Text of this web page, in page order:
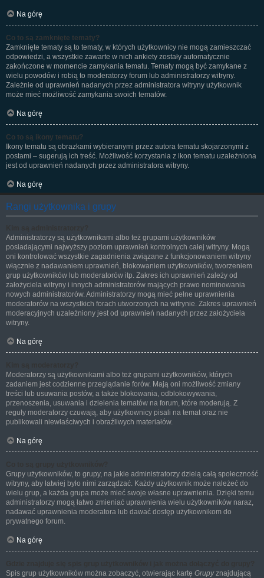
Na górę
Co to są zamknięte tematy?
Zamknięte tematy są to tematy, w których użytkownicy nie mogą zamieszczać
odpowiedzi, a wszystkie zawarte w nich ankiety zostały automatycznie
zakończone w momencie zamykania tematu. Tematy mogą być zamykane z
wielu powodów i robią to moderatorzy forum lub administratorzy witryny.
Zależnie od uprawnień nadanych przez administratora witryny użytkownik
może mieć możliwość zamykania swoich tematów.
Na górę
Co to są ikony tematu?
Ikony tematu są obrazkami wybieranymi przez autora tematu skojarzonymi z
postami – sugerują ich treść. Możliwość korzystania z ikon tematu uzależniona
jest od uprawnień nadanych przez administratora witryny.
Na górę
Rangi użytkownika i grupy
Administratorzy są użytkownikami albo też grupami użytkowników
posiadającymi najwyższy poziom uprawnień kontrolnych całej witryny. Mogą
oni kontrolować wszystkie zagadnienia związane z funkcjonowaniem witryny
włącznie z nadawaniem uprawnień, blokowaniem użytkowników, tworzeniem
grup użytkowników lub moderatorów itp. Zakres ich uprawnień zależy od
założyciela witryny i innych administratorów mających prawo nominowania
nowych administratorów. Administratorzy mogą mieć pełne uprawnienia
moderatorów na wszystkich forach utworzonych na witrynie. Zakres uprawnień
moderacyjnych uzależniony jest od uprawnień nadanych przez założyciela
witryny.
Na górę
Moderatorzy są użytkownikami albo też grupami użytkowników, których
zadaniem jest codzienne przeglądanie forów. Mają oni możliwość zmiany
treści lub usuwania postów, a także blokowania, odblokowywania,
przenoszenia, usuwania i dzielenia tematów na forum, które moderują. Z
reguły moderatorzy czuwają, aby użytkownicy pisali na temat oraz nie
publikowali niewłaściwych i obraźliwych materiałów.
Na górę
Grupy użytkowników, to grupy, na jakie administratorzy dzielą całą społeczność
witryny, aby łatwiej było nimi zarządzać. Każdy użytkownik może należeć do
wielu grup, a każda grupa może mieć swoje własne uprawnienia. Dzięki temu
administratorzy mogą łatwo zmieniać uprawnienia wielu użytkowników naraz,
nadawać uprawnienia moderatora lub dawać dostęp użytkownikom do
prywatnego forum.
Na górę
Spis grup użytkowników można zobaczyć, otwierając kartę Grupyznajdującą